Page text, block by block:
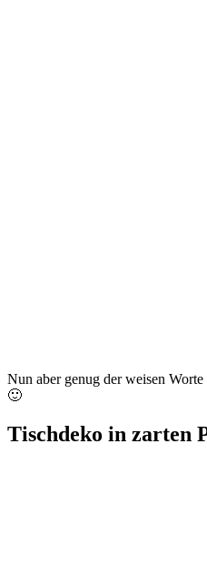
Nun aber genug der weisen
🙂
Tischdeko in zarten